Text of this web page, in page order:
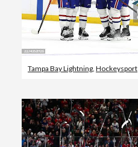
Tampa Bay Lightning Hockeysport